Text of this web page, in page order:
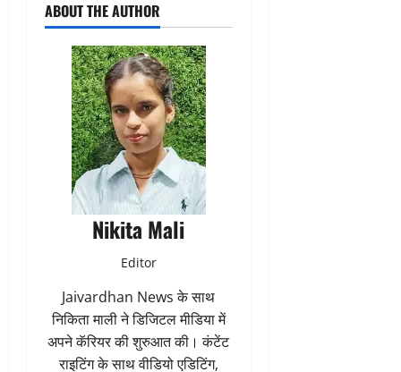
ABOUT THE AUTHOR
Nikita Mali
Editor
Jaivardhan News के साथ
निकिता माली ने डिजिटल मीडिया में
अपने कॅरियर की शुरुआत की। कंटेंट
राइटिंग के साथ वीडियो एडिटिंग,